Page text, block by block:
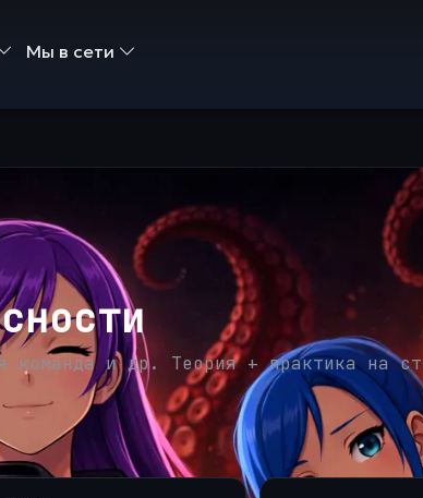
Мы в сети
и др. Теория + практика на